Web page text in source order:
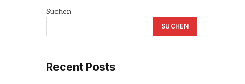
Suchen
SUCHEN
Recent Posts